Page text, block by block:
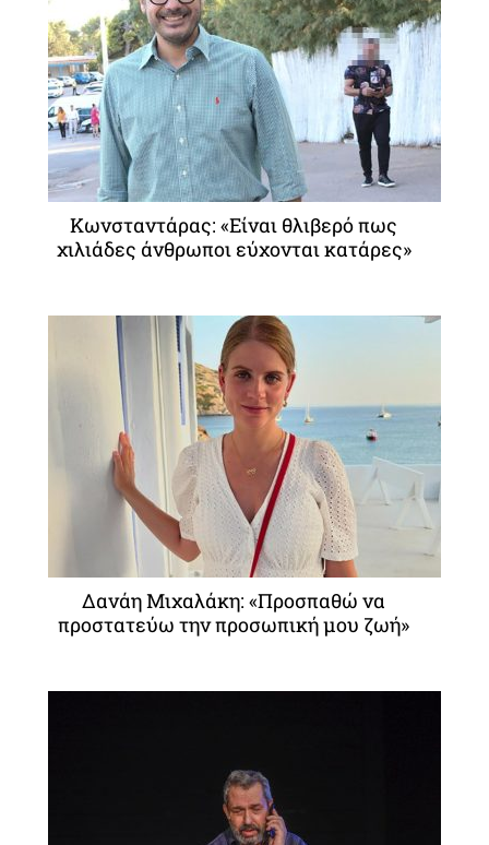
Κωνσταντάρας: «Είναι θλιβερό πως
χιλιάδες άνθρωποι εύχονται κατάρες»
Δανάη Μιχαλάκη: «Προσπαθώ να
προστατεύω την προσωπική μου ζωή»